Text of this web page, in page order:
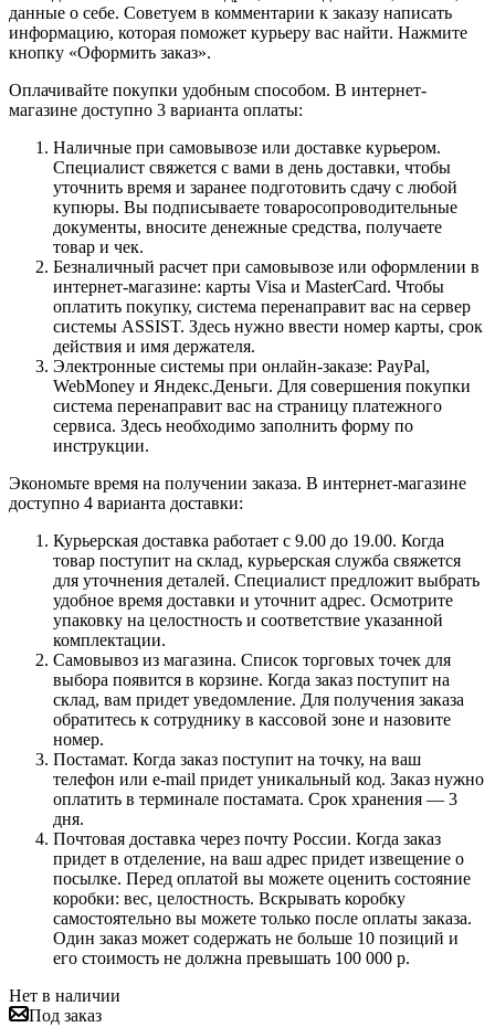
данные о себе. Советуем в комментарии к заказу написать
информацию, которая поможет курьеру вас найти. Нажмите
кнопку «Оформить заказ».
Оплачивайте покупки удобным способом. В интернет-
магазине доступно 3 варианта оплаты:
Наличные при самовывозе или доставке курьером.
Специалист свяжется с вами в день доставки, чтобы
уточнить время и заранее подготовить сдачу с любой
купюры. Вы подписываете товаросопроводительные
документы, вносите денежные средства, получаете
товар и чек.
Безналичный расчет при самовывозе или оформлении в
интернет-магазине: карты Visa и MasterCard. Чтобы
оплатить покупку, система перенаправит вас на сервер
системы ASSIST. Здесь нужно ввести номер карты, срок
действия и имя держателя.
Электронные системы при онлайн-заказе: PayPal,
WebMoney и Яндекс.Деньги. Для совершения покупки
система перенаправит вас на страницу платежного
сервиса. Здесь необходимо заполнить форму по
инструкции.
Экономьте время на получении заказа. В интернет-магазине
доступно 4 варианта доставки:
Курьерская доставка работает с 9.00 до 19.00. Когда
товар поступит на склад, курьерская служба свяжется
для уточнения деталей. Специалист предложит выбрать
удобное время доставки и уточнит адрес. Осмотрите
упаковку на целостность и соответствие указанной
комплектации.
Самовывоз из магазина. Список торговых точек для
выбора появится в корзине. Когда заказ поступит на
склад, вам придет уведомление. Для получения заказа
обратитесь к сотруднику в кассовой зоне и назовите
номер.
Постамат. Когда заказ поступит на точку, на ваш
телефон или e-mail придет уникальный код. Заказ нужно
оплатить в терминале постамата. Срок хранения — 3
дня.
Почтовая доставка через почту России. Когда заказ
придет в отделение, на ваш адрес придет извещение о
посылке. Перед оплатой вы можете оценить состояние
коробки: вес, целостность. Вскрывать коробку
самостоятельно вы можете только после оплаты заказа.
Один заказ может содержать не больше 10 позиций и
его стоимость не должна превышать 100 000 р.
Нет в наличии
Под заказ